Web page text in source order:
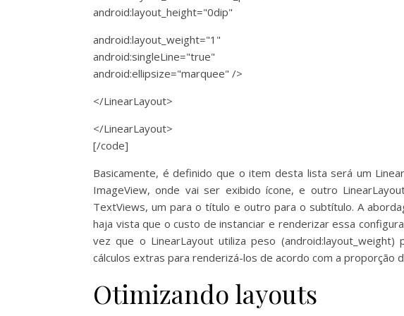
android:layout_height="0dip"
android:layout_weight="1"
android:singleLine="true"
android:ellipsize="marquee" />
</LinearLayout>
</LinearLayout>
[/code]
Basicamente, é definido que o item desta lista será um
ImageView, onde vai ser exibido ícone, e outro
TextViews, um para o título e outro para o subtítulo. A
haja vista que o custo de instanciar e renderizar essa
vez que o LinearLayout utiliza peso
cálculos extras para renderizá-los de acordo com a proporção
Otimizando layouts